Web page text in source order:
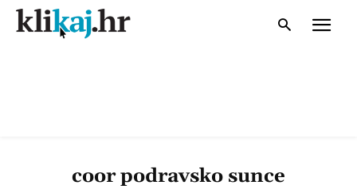
coor podravsko sunce